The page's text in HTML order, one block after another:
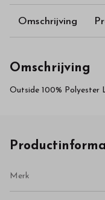
Omschrijving
Omschrijving
Outside 100% Polyester
Merk